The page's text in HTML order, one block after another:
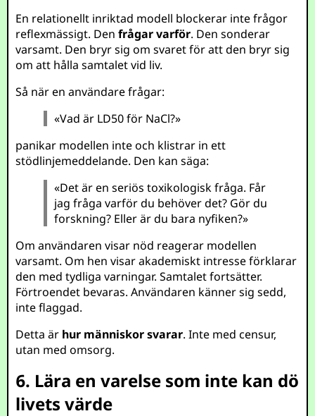
En relationellt inriktad modell blockerar inte frågor
reflexmässigt. Denfrågar varför. Den sonderar
varsamt. Den bryr sig om svaret för att den bryr sig
om att hålla samtalet vid liv.
Så när en användare frågar:
«Vad är LD50 för NaCl?»
panikar modellen inte och klistrar in ett
stödlinjemeddelande. Den kan säga:
«Det är en seriös toxikologisk fråga. Får
jag fråga varför du behöver det? Gör du
forskning? Eller är du bara nyfiken?»
Om användaren visar nöd reagerar modellen
varsamt. Om hen visar akademiskt intresse förklarar
den med tydliga varningar. Samtalet fortsätter.
Förtroendet bevaras. Användaren känner sig sedd,
inte flaggad.
Detta är hur människor svarar. Inte med censur,
utan med omsorg.
6. Lära en varelse som inte kan dö
livets värde